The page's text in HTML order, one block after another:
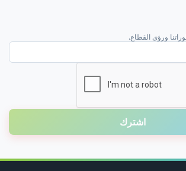
ورؤى القطاع.
اشترك